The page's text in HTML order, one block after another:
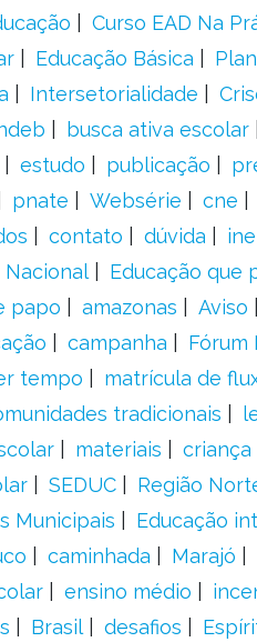
Curso EAD Na
Educação Básica
Intersetorialidade
busca ativa escolar
estudo publicação
pnate Websérie cne
contato dúvida
Nacional Educação que
papo amazonas Aviso
campanha Fórum
tempo matrícula de
tradicionais
materiais criança
SEDUC Região
Municipais Educação
caminhada Marajó
ensino médio
Brasil desafios